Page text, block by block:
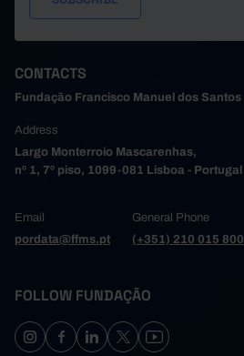
CONTACTS
Fundação Francisco Manuel dos Santos
Address
Largo Monterroio Mascarenhas,
nº 1, 7º piso, 1099-081 Lisboa - Portugal
Email
pordata@ffms.pt
General Phone
(+351) 210 015 800
FOLLOW FUNDAÇÃO